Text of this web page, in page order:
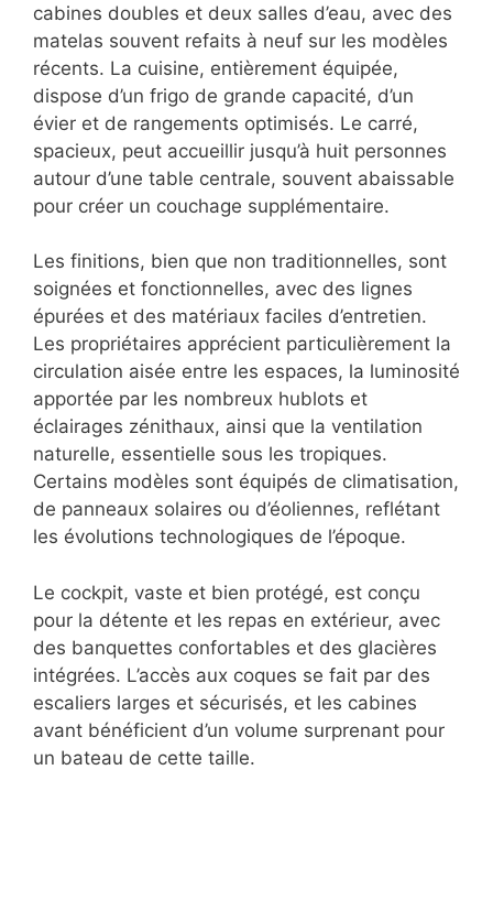
cabines doubles et deux salles d’eau, avec des
matelas souvent refaits à neuf sur les modèles
récents. La cuisine, entièrement équipée,
dispose d’un frigo de grande capacité, d’un
évier et de rangements optimisés. Le carré,
spacieux, peut accueillir jusqu’à huit personnes
autour d’une table centrale, souvent abaissable
pour créer un couchage supplémentaire.
Les finitions, bien que non traditionnelles, sont
soignées et fonctionnelles, avec des lignes
épurées et des matériaux faciles d’entretien.
Les propriétaires apprécient particulièrement la
circulation aisée entre les espaces, la luminosité
apportée par les nombreux hublots et
éclairages zénithaux, ainsi que la ventilation
naturelle, essentielle sous les tropiques.
Certains modèles sont équipés de climatisation,
de panneaux solaires ou d’éoliennes, reflétant
les évolutions technologiques de l’époque.
Le cockpit, vaste et bien protégé, est conçu
pour la détente et les repas en extérieur, avec
des banquettes confortables et des glacières
intégrées. L’accès aux coques se fait par des
escaliers larges et sécurisés, et les cabines
avant bénéficient d’un volume surprenant pour
un bateau de cette taille.